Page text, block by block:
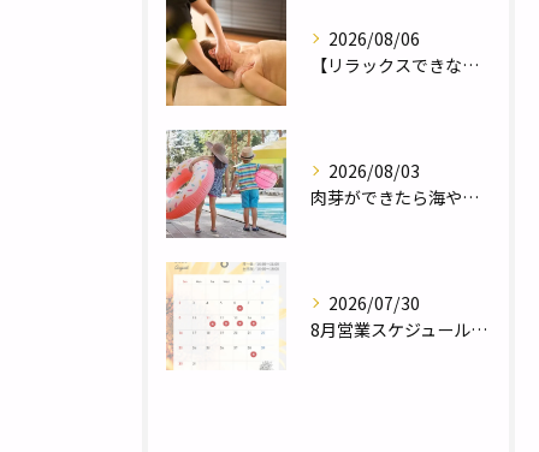
2026/08/06
【リラックスできない人へ】体が休まらない本当の理由とは？／自律神経調整サロンHararie〜はらりえ〜
2026/08/03
肉芽ができたら海やプールは大丈夫？夏のレジャー前に知っておきたい注意点／巻き爪補正２４栃木フットケアセンター宇都宮店
2026/07/30
8月営業スケジュール／自律神経調整サロンHararie〜はらりえ〜